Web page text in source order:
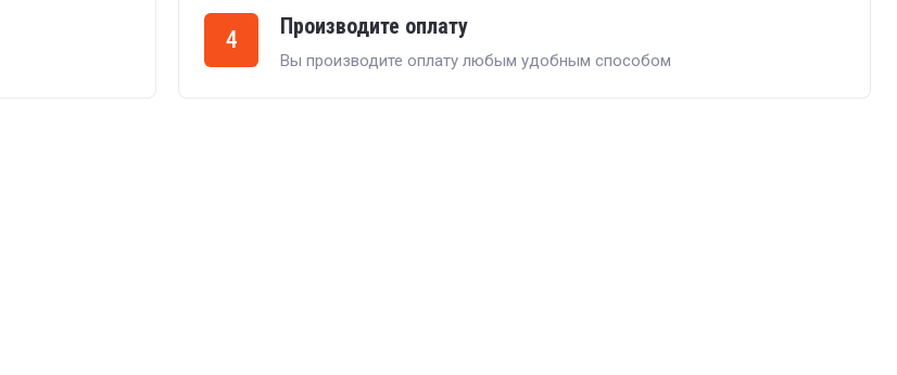
4 Производите оплату
Вы производите оплату любым удобным способом